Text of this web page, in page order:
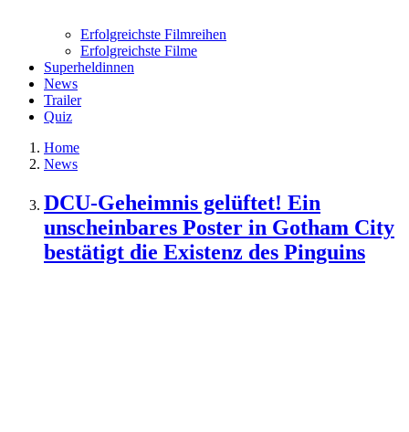
Erfolgreichste Filmreihen
Erfolgreichste Filme
Superheldinnen
News
Trailer
Quiz
Home
News
DCU-Geheimnis gelüftet! Ein
unscheinbares Poster in Gotham City
bestätigt die Existenz des Pinguins